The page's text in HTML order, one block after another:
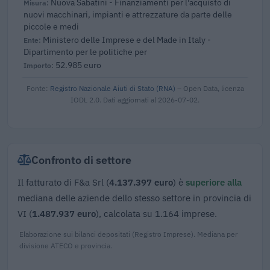
nuovi macchinari, impianti e attrezzature da parte delle
piccole e medi
Ministero delle Imprese e del Made in Italy -
Dipartimento per le politiche per
52.985 euro
Fonte: Registro Nazionale Aiuti di Stato (RNA) – Open Data, licenza
IODL 2.0. Dati aggiornati al 2026-07-02.
Confronto di settore
Il fatturato di F&a Srl (4.137.397 euro) è superiore alla
mediana delle aziende dello stesso settore in provincia di
VI (1.487.937 euro), calcolata su 1.164 imprese.
Elaborazione sui bilanci depositati (Registro Imprese). Mediana per
divisione ATECO e provincia.